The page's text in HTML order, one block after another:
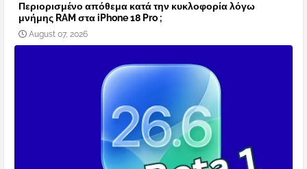
Περιορισμένο απόθεμα κατά την κυκλοφορία λόγω
μνήμης RAM στα iPhone 18 Pro ;
August 07, 2026